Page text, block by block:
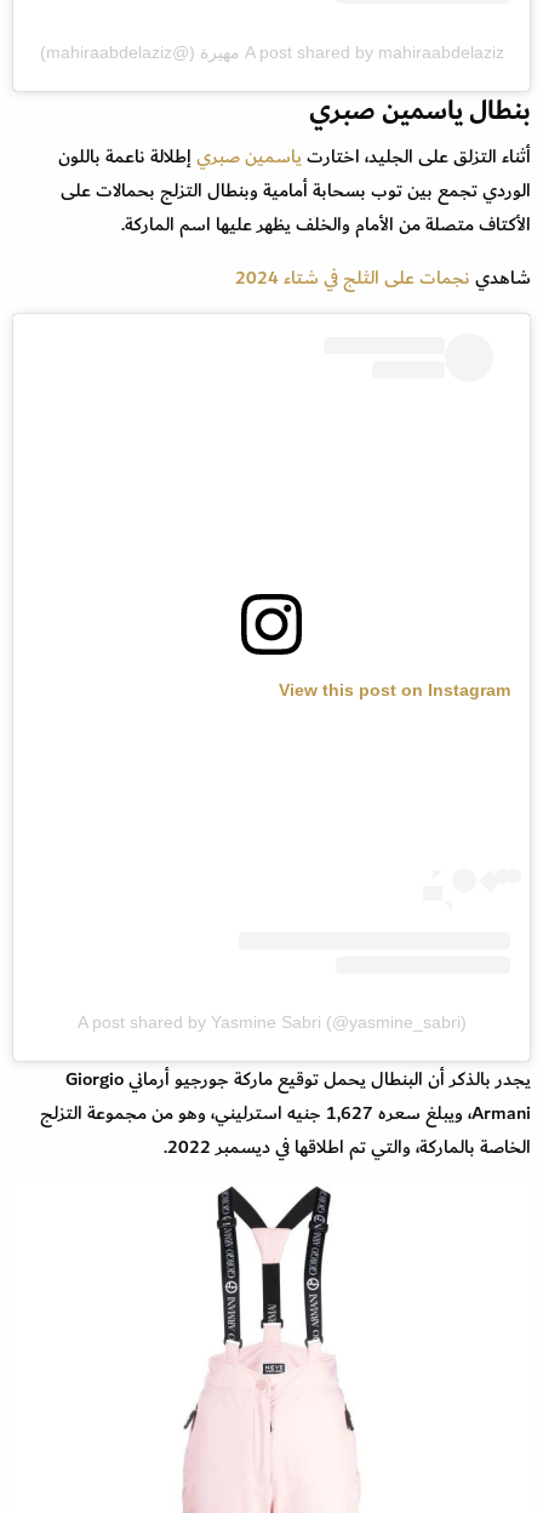
A post shared by mahiraabdelaziz مهيرة (@mahiraabdelaziz)
بنطال ياسمين صبري
أثناء التزلق على الجليد، اختارتياسمين صبريإطلالة ناعمة باللون
الوردي تجمع بين توب بسحابة أمامية وبنطال التزلج بحمالات على
الأكتاف متصلة من الأمام والخلف يظهر عليها اسم الماركة.
شاهدينجمات على الثلج في شتاء 2024
View this post on Instagram
A post shared by Yasmine Sabri (@yasmine_sabri)
يجدر بالذكر أن البنطال يحمل توقيع ماركة جورجيو أرماني Giorgio
Armani، ويبلغ سعره 1,627 جنيه استرليني، وهو من مجموعة التزلج
الخاصة بالماركة، والتي تم اطلاقها في ديسمبر 2022.